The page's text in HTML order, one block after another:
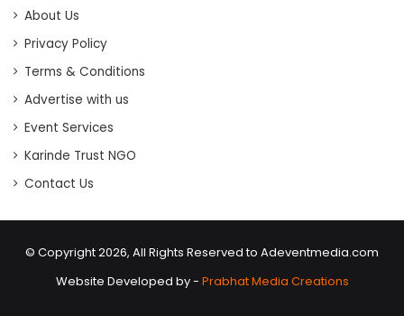
About Us
Privacy Policy
Terms & Conditions
Advertise with us
Event Services
Karinde Trust NGO
Contact Us
© Copyright 2026, All Rights Reserved to Adeventmedia.com
Website Developed by - Prabhat Media Creations